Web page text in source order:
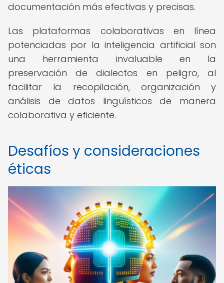
documentación más efectivas y precisas.
Las plataformas colaborativas en línea
potenciadas por la inteligencia artificial son
una herramienta invaluable en la
preservación de dialectos en peligro, al
facilitar la recopilación, organización y
análisis de datos lingüísticos de manera
colaborativa y eficiente.
Desafíos y consideraciones
éticas